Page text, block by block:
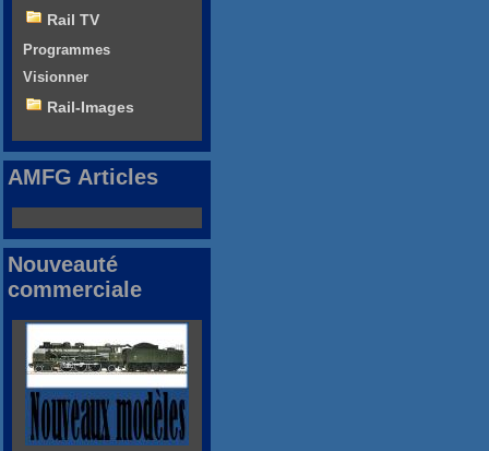
Rail TV
Programmes
Visionner
Rail-Images
AMFG Articles
Nouveauté
commerciale